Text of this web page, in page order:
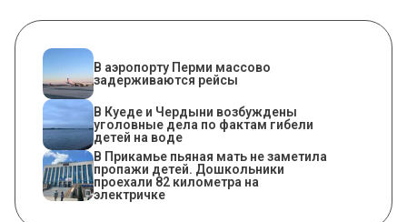
В аэропорту Перми массово
задерживаются рейсы
В Куеде и Чердыни возбуждены
уголовные дела по фактам гибели
детей на воде
В Прикамье пьяная мать не заметила
пропажи детей. Дошкольники
проехали 82 километра на
электричке